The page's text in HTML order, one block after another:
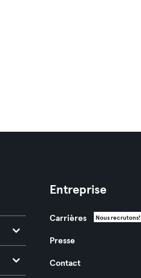
Entreprise
Carrières Nous recrutons!
Presse
Contact